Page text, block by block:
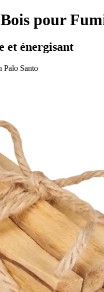
Bois pour
et énergisant
Santo